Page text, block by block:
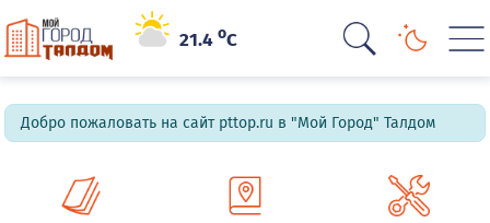
21.4oC
Добро пожаловать на сайт pttop.ru в "Мой Город" Талдом